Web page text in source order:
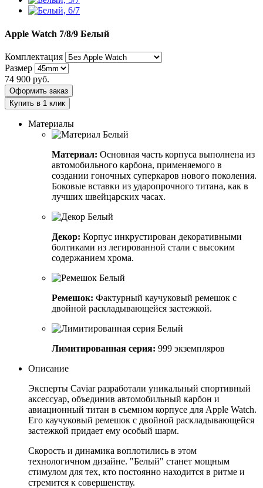
Apple Watch 7/8/9 Белый
Комплектация
Размер
74 900 руб.
Оформить заказ
Купить в 1 клик
Материалы
Материал: Основная часть корпуса выполнена из
автомобильного карбона, применяемого в
создании гоночных суперкаров нового поколения.
Боковые вставки из ударопрочного титана, как в
лучших швейцарских часах.
Декор: Корпус инкрустирован декоративными
болтиками из легированной стали с высоким
содержанием хрома.
Ремешок: Фактурный каучуковый ремешок с
двойной раскладывающейся застежкой.
Лимитированная серия: 999 экземпляров
Описание
Эксперты Caviar разработали уникальный спортивный
аксессуар, объединив автомобильный карбон и
авиационный титан в съемном корпусе для Apple Watch.
Его каучуковый ремешок с двойной раскладывающейся
застежкой придает ему особый шарм.
Скорость и динамика воплотились в этом
технологичном дизайне. "Белый" станет мощным
стимулом для тех, кто постоянно находится в ритме и
стремится к совершенству.